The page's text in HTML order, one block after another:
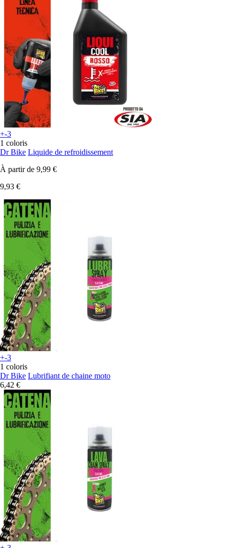
+-3
1 coloris
Dr Bike Liquide de refroidissement
À partir de 9,99 €
9,93 €
+-3
1 coloris
Dr Bike Lubrifiant de chaine moto
6,42 €